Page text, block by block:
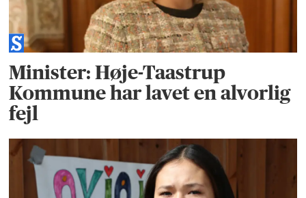
Minister: Høje-Taastrup
Kommune har lavet en alvorlig
fejl